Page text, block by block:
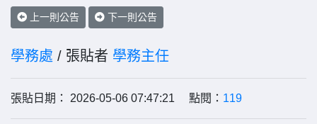
上一則公告 下一則公告
學務處 / 張貼者 學務主任
張貼日期： 2026-05-06 07:47:21 點閱： 119